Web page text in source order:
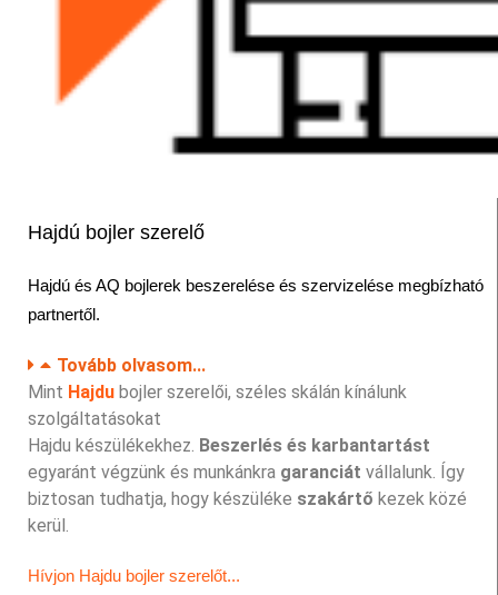
Hajdú bojler szerelő
Hajdú és AQ bojlerek beszerelése és szervizelése megbízható
partnertől.
Tovább olvasom...
Mint Hajdu bojler szerelői, széles skálán kínálunk
szolgáltatásokat
Hajdu készülékekhez. Beszerlés és karbantartást
egyaránt végzünk és munkánkra garanciát vállalunk. Így
biztosan tudhatja, hogy készüléke szakártő kezek közé
kerül.
Hívjon Hajdu bojler szerelőt...